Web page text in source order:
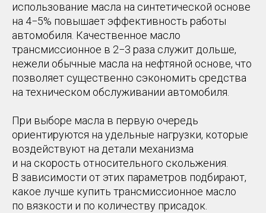
использование масла на синтетической основе
на 4−5% повышает эффективность работы
автомобиля. Качественное масло
трансмиссионное в 2−3 раза служит дольше,
нежели обычные масла на нефтяной основе, что
позволяет существенно сэкономить средства
на техническом обслуживании автомобиля.
При выборе масла в первую очередь
ориентируются на удельные нагрузки, которые
воздействуют на детали механизма
и на скорость относительного скольжения.
В зависимости от этих параметров подбирают,
какое лучше купить трансмиссионное масло
по вязкости и по количеству присадок.